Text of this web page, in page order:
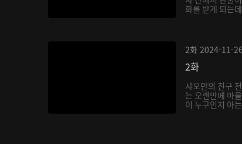
화를 받게 되는
2화 2024-11-26
2화
샤오만의 친구
는 오랜만에 마
이 누구인지 아